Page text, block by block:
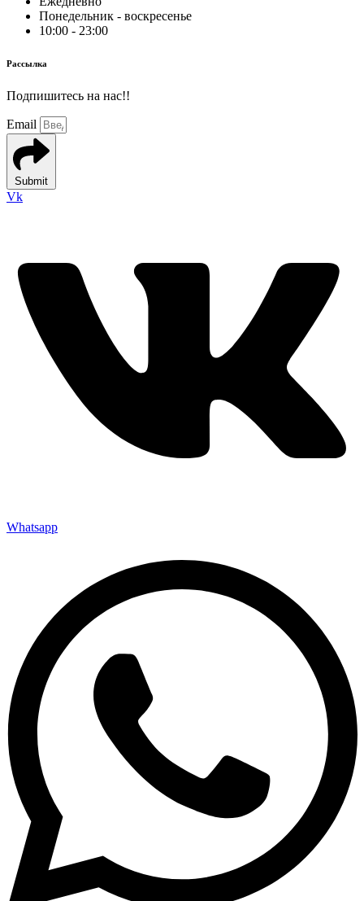
Понедельник - воскресенье
10:00 - 23:00
Рассылка
Подпишитесь на нас!!
Email
Submit
Vk
Whatsapp